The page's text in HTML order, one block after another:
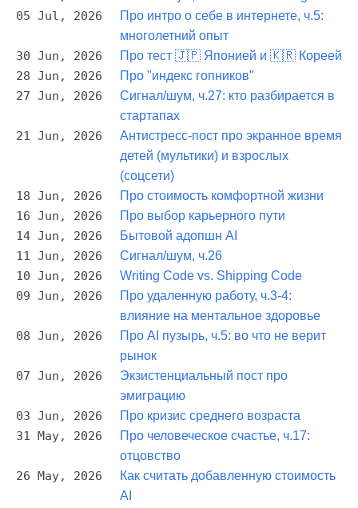
05 Jul, 2026
Про интро о себе в интернете, ч.5:
многолетний опыт
30 Jun, 2026 Про тест 🇯🇵 Японией и 🇰🇷 Кореей
28 Jun, 2026 Про "индекс гопников"
27 Jun, 2026
Сигнал/шум, ч.27: кто разбирается в
стартапах
21 Jun, 2026
Антистресс-пост про экранное время
детей (мультики) и взрослых
(соцсети)
18 Jun, 2026 Про стоимость комфортной жизни
16 Jun, 2026 Про выбор карьерного пути
14 Jun, 2026 Бытовой адопшн AI
11 Jun, 2026 Сигнал/шум, ч.26
10 Jun, 2026 Writing Code vs. Shipping Code
09 Jun, 2026
Про удаленную работу, ч.3-4:
влияние на ментальное здоровье
08 Jun, 2026
Про AI пузырь, ч.5: во что не верит
рынок
07 Jun, 2026
Экзистенциальный пост про
эмиграцию
03 Jun, 2026 Про кризис среднего возраста
31 May, 2026
Про человеческое счастье, ч.17:
отцовство
26 May, 2026
Как считать добавленную стоимость
AI